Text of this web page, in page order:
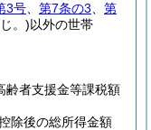
3号 第7条の3
第
。)以外の世帯
齢者支援金等課税額
除後の総所得金額